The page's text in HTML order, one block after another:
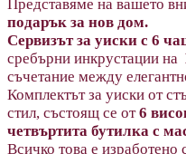
Представяме на вашето
подарък за нов дом.
Сервизът за уиски с 6
сребърни инкрустации на
съчетание между
Комплектът за уиски от
стил, състоящ се от6
четвъртита бутилка с
Всичко това е изработено